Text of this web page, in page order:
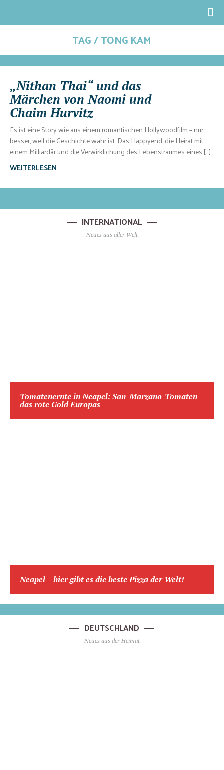
TAG / TONG KAM
„Nithan Thai“ und das
Märchen von Naomi und
Chaim Hurvitz
Es ist eine Story wie aus einem romantischen Hollywoodfilm – nur
besser, weil die Geschichte wahr ist. Das Happyend: die Heirat mit
einem Milliardär und die Verwirklichung des Lebenstraumes eines […]
WEITERLESEN
INTERNATIONAL
Neues aus aller Welt
Tomatenernte in Neapel: San-Marzano-Tomaten
das rote Gold Europas
Neapel – hier gibt es die beste Pizza der Welt!
DEUTSCHLAND
Neues aus der Heimat